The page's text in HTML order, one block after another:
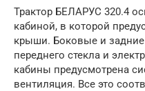
Трактор БЕЛАРУС 320.4
кабиной, в которой
крыши. Боковые и
переднего стекла и
кабины предусмотрена
вентиляция. Все это